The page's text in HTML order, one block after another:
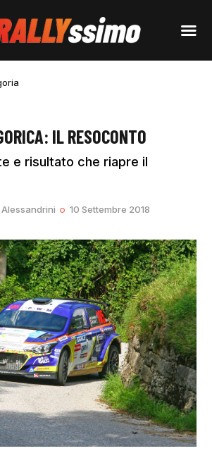
IL RESOCONTO
e risultato che riapre il
Alessandrini 10 Settembre 2018